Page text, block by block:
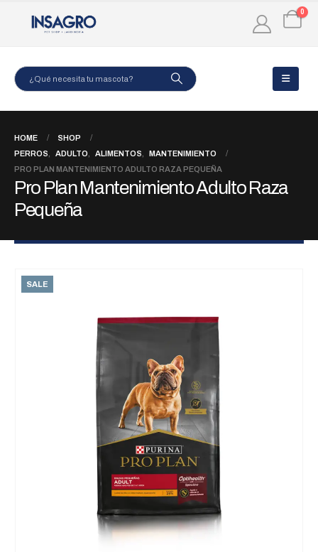
0
HOME
SHOP
PERROS
ADULTO ALIMENTOS
MANTENIMIENTO
PRO PLAN MANTENIMIENTO ADULTO RAZA PEQUEÑA
Pro Plan Mantenimiento Adulto Raza
Pequeña
SALE